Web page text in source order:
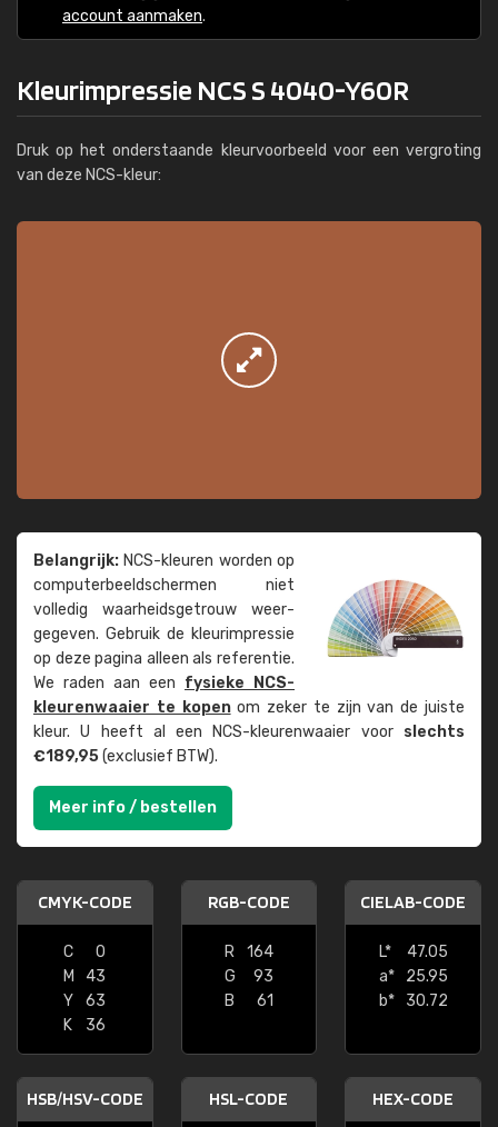
account aanmaken.
Kleurimpressie NCS S 4040-Y60R
Druk op het onderstaande kleurvoorbeeld voor een vergroting
van deze NCS-kleur:
Belangrijk: NCS-kleuren worden op
computer­beeld­schermen niet
volledig waarheids­­getrouw weer­
gegeven. Gebruik de kleur­impressie
op deze pagina alleen als referentie.
We raden aan een fysieke NCS-
kleuren­waaier te kopenom zeker te zijn van de juiste
kleur. U heeft al een NCS-kleuren­waaier voor slechts
€189,95(exclusief BTW).
Meer info / bestellen
CMYK-CODE
C
0
M
43
Y
63
K
36
RGB-CODE
R
164
G
93
B
61
CIELAB-CODE
L*
47.05
a*
25.95
b*
30.72
HSB/HSV-CODE HSL-CODE HEX-CODE